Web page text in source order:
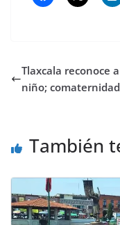
Tlaxcala reconoce
niño; comaternidad
También